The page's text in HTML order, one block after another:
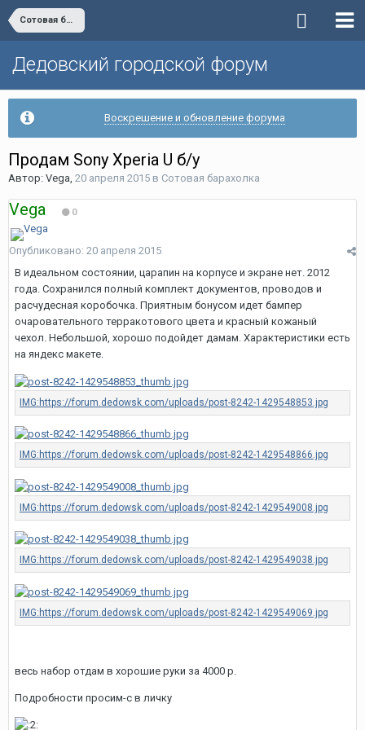
Сотовая барахолка
Дедовский городской форум
Воскрешение и обновление форума
Продам Sony Xperia U б/у
Автор: Vega, 20 апреля 2015 в Сотовая барахолка
Vega 0
Опубликовано: 20 апреля 2015
В идеальном состоянии, царапин на корпусе и экране нет. 2012
года. Сохранился полный комплект документов, проводов и
расчудесная коробочка. Приятным бонусом идет бампер
очаровательного терракотового цвета и красный кожаный
чехол. Небольшой, хорошо подойдет дамам. Характеристики есть
на яндекс макете.
весь набор отдам в хорошие руки за 4000 р.
Подробности просим-с в личку